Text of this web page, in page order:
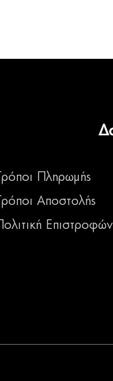
Τρόποι Πληρωμής
Τρόποι Αποστολής
Πολιτική Επιστροφών